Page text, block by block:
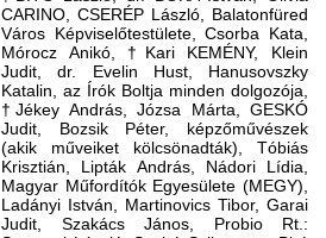
CARINO, CSERÉP László, Balatonfüred
Város Képviselőtestülete, Csorba Kata,
Mórocz Anikó, †Kari KEMÉNY, Klein
Judit, dr. Evelin Hust, Hanusovszky
Katalin, az Írók Boltja minden dolgozója,
†Jékey András, Józsa Márta, GESKÓ
Judit, Bozsik Péter, képzőművészek
(akik műveiket kölcsönadták), Tóbiás
Krisztián, Lipták András, Nádori Lídia,
Magyar Műfordítók Egyesülete (MEGY),
Ladányi István, Martinovics Tibor, Garai
Judit, Szakács János, Probio Rt.: